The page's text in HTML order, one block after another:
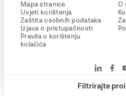
Filtrirajte
Mapa stranice
Uvjeti korištenja
Zaštita osobnih podataka
Izjava o pristupačnosti
Pravila o korištenju
kolačića
O